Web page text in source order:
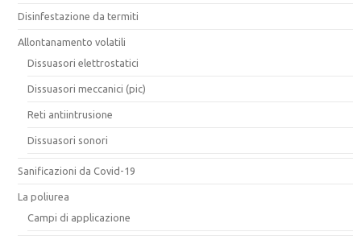
Disinfestazione da termiti
Allontanamento volatili
Dissuasori elettrostatici
Dissuasori meccanici (pic)
Reti antiintrusione
Dissuasori sonori
Sanificazioni da Covid-19
La poliurea
Campi di applicazione